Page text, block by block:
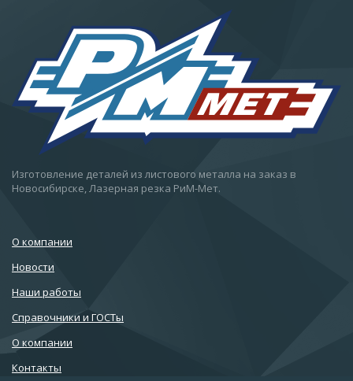
Изготовление деталей из листового металла на заказ в
Новосибирске, Лазерная резка РиМ-Мет.
О компании
Новости
Наши работы
Справочники и ГОСТы
О компании
Контакты